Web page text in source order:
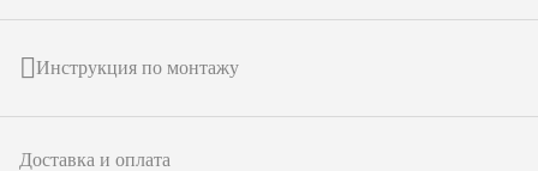
Инструкция по монтажу
Доставка и оплата